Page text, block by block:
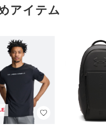
アイテム